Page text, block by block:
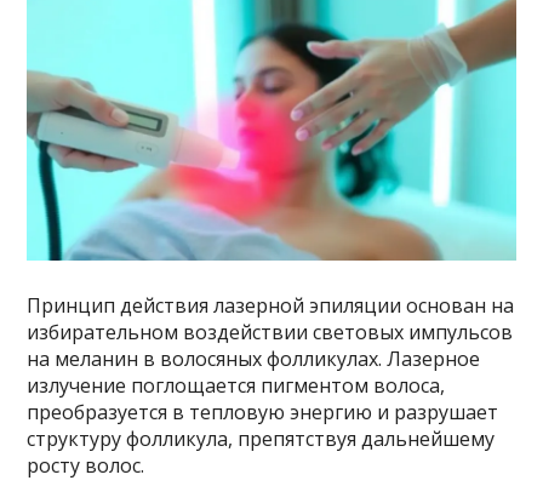
Принцип действия лазерной эпиляции основан на
избирательном воздействии световых импульсов
на меланин в волосяных фолликулах. Лазерное
излучение поглощается пигментом волоса,
преобразуется в тепловую энергию и разрушает
структуру фолликула, препятствуя дальнейшему
росту волос.